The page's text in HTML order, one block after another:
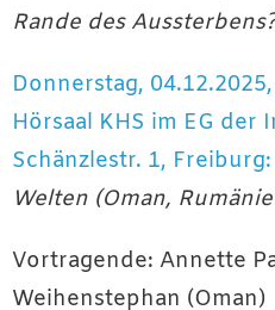
Rande des
Donnerstag,
Hörsaal KHS im EG der
Schänzlestr. 1, Freiburg:
Welten (Oman,
Vortragende: Annette
Weihenstephan